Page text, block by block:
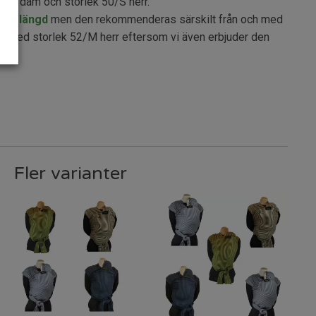
längd men den rekommenderas särskilt från och med
med storlek 52/M herr eftersom vi även erbjuder den
Fler varianter